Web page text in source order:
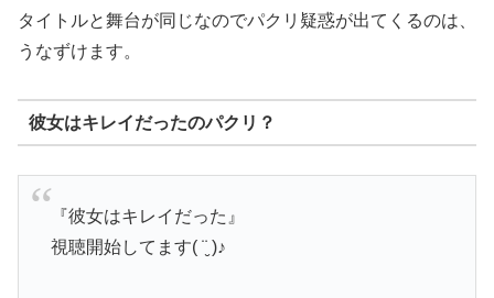
タイトルと舞台が同じなのでパクリ疑惑が出てくるのは、
うなずけます。
彼女はキレイだったのパクリ？
『彼女はキレイだった』
視聴開始してます( ¨̮ )♪